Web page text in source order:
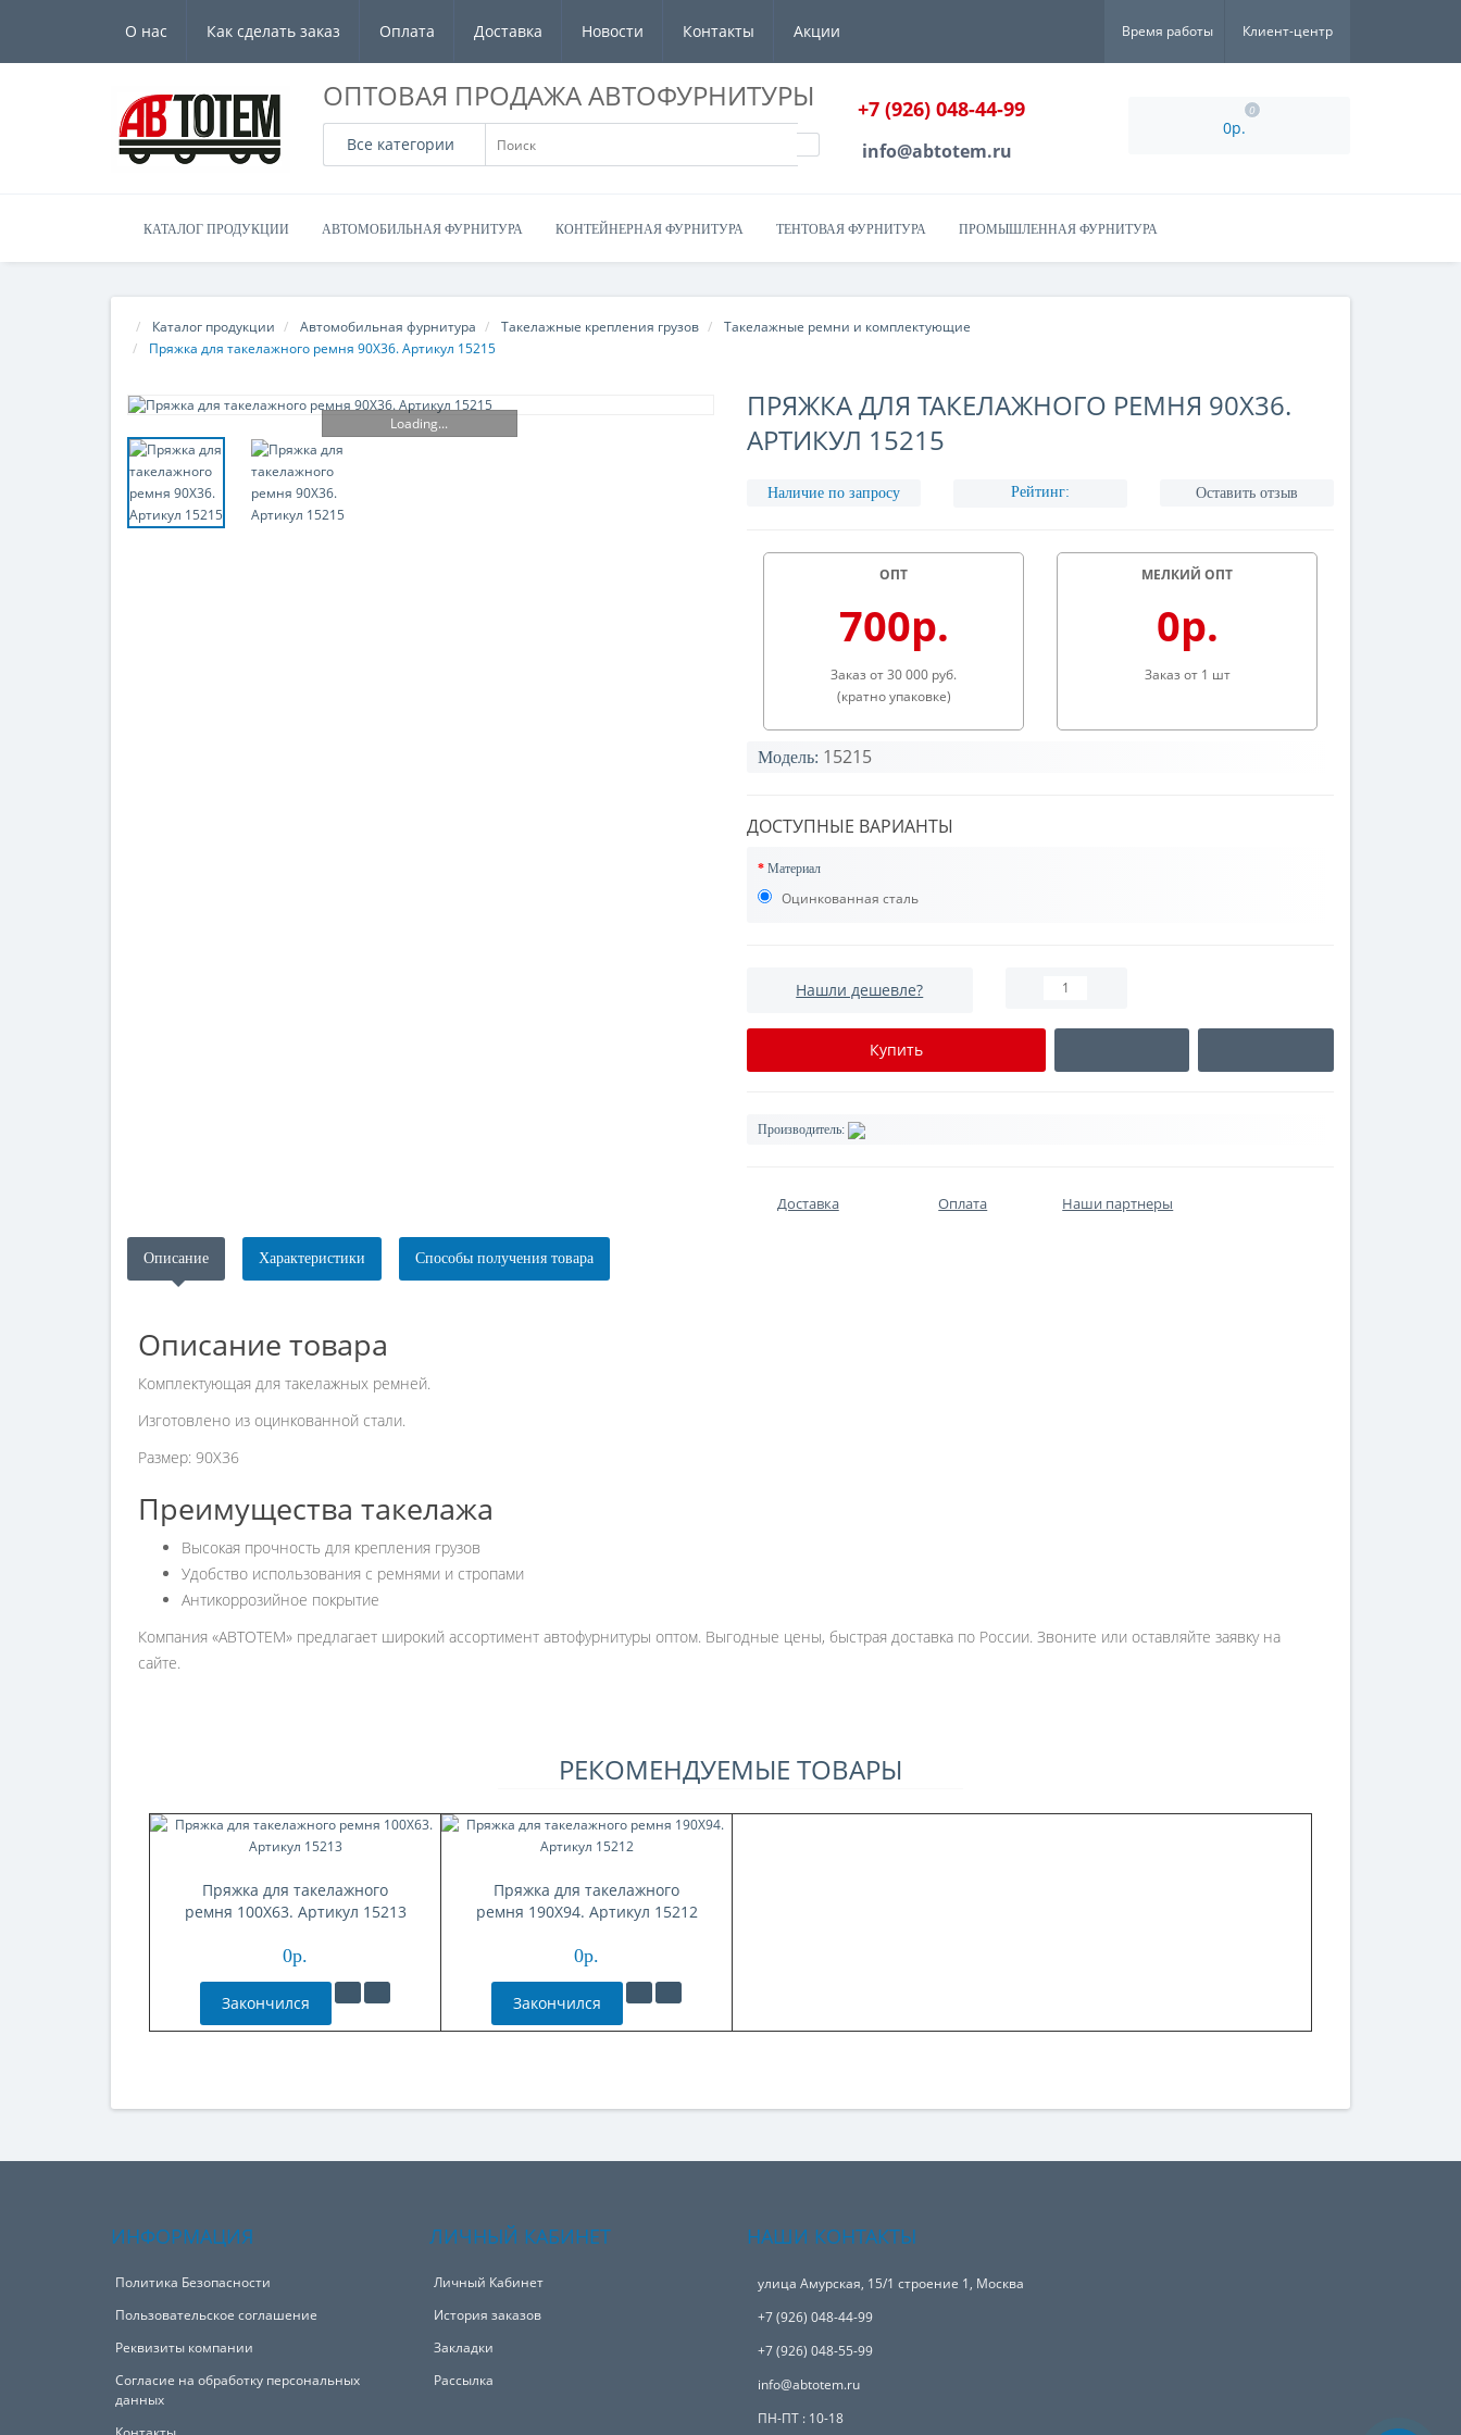
О нас Как сделать заказ Оплата Доставка Новости Контакты Акции Время работы Клиент-центр
ОПТОВАЯ ПРОДАЖА АВТОФУРНИТУРЫ
Все категории
+7 (926) 048-44-99
info@abtotem.ru
0р.
0
КАТАЛОГ ПРОДУКЦИИ АВТОМОБИЛЬНАЯ ФУРНИТУРА КОНТЕЙНЕРНАЯ ФУРНИТУРА ТЕНТОВАЯ ФУРНИТУРА ПРОМЫШЛЕННАЯ ФУРНИТУРА
Каталог продукции Автомобильная фурнитура Такелажные крепления грузов
Такелажные ремни и комплектующие
Пряжка для такелажного ремня 90X36. Артикул 15215
Loading...
ПРЯЖКА ДЛЯ ТАКЕЛАЖНОГО РЕМНЯ 90X36.
АРТИКУЛ 15215
Наличие по запросу Рейтинг: Оставить отзыв
ОПТ
700р.
Заказ от 30 000 руб.
(кратно упаковке)
МЕЛКИЙ ОПТ
0р.
Заказ от 1 шт
Модель: 15215
ДОСТУПНЫЕ ВАРИАНТЫ
Материал
Оцинкованная сталь
Нашли дешевле?
Купить
Производитель:
Доставка Оплата Наши партнеры
Описание Характеристики Способы получения товара
Описание товара
Комплектующая для такелажных ремней.
Изготовлено из оцинкованной стали.
Размер: 90X36
Преимущества такелажа
Высокая прочность для крепления грузов
Удобство использования с ремнями и стропами
Антикоррозийное покрытие
Компания «АВТОТЕМ» предлагает широкий ассортимент автофурнитуры оптом. Выгодные цены, быстрая доставка по России. Звоните или оставляйте заявку на
сайте.
РЕКОМЕНДУЕМЫЕ ТОВАРЫ
Пряжка для такелажного
ремня 100X63. Артикул 15213
0р.
Закончился
Пряжка для такелажного
ремня 190X94. Артикул 15212
0р.
Закончился
ИНФОРМАЦИЯ
Политика Безопасности
Пользовательское соглашение
Реквизиты компании
Согласие на обработку персональных
данных
ЛИЧНЫЙ КАБИНЕТ
Личный Кабинет
История заказов
Закладки
Рассылка
НАШИ КОНТАКТЫ
улица Амурская, 15/1 строение 1, Москва
+7 (926) 048-44-99
+7 (926) 048-55-99
info@abtotem.ru
ПН-ПТ : 10-18